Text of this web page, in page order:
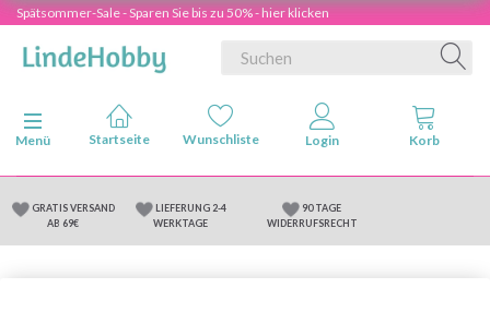
Spätsommer-Sale - Sparen Sie bis zu 50% - hier klicken
Anzeige ändern
Menü
GRATIS VERSAND
AB 69€
LIEFERUNG 2-4
WERKTAGE
90 TAGE
WIDERRUFSRECHT